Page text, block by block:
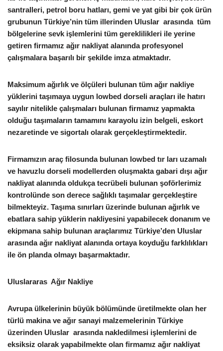
santralleri, petrol boru hatları, gemi ve yat gibi bir çok ürün
grubunun Türkiye’nin tüm illerinden Uluslar arasında tüm
bölgelerine sevk işlemlerini tüm gereklilikleri ile yerine
getiren firmamız ağır nakliyat alanında profesyonel
çalışmalara başarılı bir şekilde imza atmaktadır.
Maksimum ağırlık ve ölçüleri bulunan tüm ağır nakliye
yüklerini taşımaya uygun lowbed dorseli araçları ile hatırı
sayılır nitelikle çalışmaları bulunan firmamız yapmakta
olduğu taşımaların tamamını karayolu izin belgeli, eskort
nezaretinde ve sigortalı olarak gerçekleştirmektedir.
Firmamızın araç filosunda bulunan lowbed tır ları uzamalı
ve havuzlu dorseli modellerden oluşmakta gabari dışı ağır
nakliyat alanında oldukça tecrübeli bulunan şoförlerimiz
kontrolünde son derece sağlıklı taşımalar gerçekleştire
bilmekteyiz. Taşıma sınırları üzerinde bulunan ağırlık ve
ebatlara sahip yüklerin nakliyesini yapabilecek donanım ve
ekipmana sahip bulunan araçlarımız Türkiye’den Uluslar
arasında ağır nakliyat alanında ortaya koyduğu farklılıkları
ile ön planda olmayı başarmaktadır.
Uluslararas Ağır Nakliye
Avrupa ülkelerinin büyük bölümünde üretilmekte olan her
türlü makina ve ağır sanayi malzemelerinin Türkiye
üzerinden Uluslar arasında nakledilmesi işlemlerini de
eksiksiz olarak yapabilmekte olan firmamız ağır nakliyat